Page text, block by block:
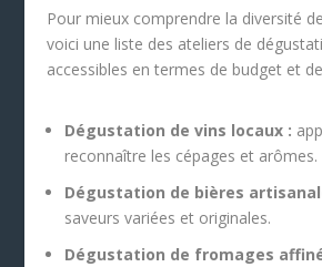
Pour mieux comprendre la diversité
voici une liste des ateliers de
accessibles en termes de budget et
Dégustation de vins locaux :
reconnaître les cépages et arômes.
Dégustation de bières
saveurs variées et originales.
Dégustation de fromages